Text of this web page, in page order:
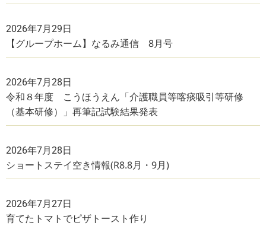
2026年7月29日
【グループホーム】なるみ通信 8月号
2026年7月28日
令和８年度 こうほうえん「介護職員等喀痰吸引等研修
（基本研修）」再筆記試験結果発表
2026年7月28日
ショートステイ空き情報(R8.8月・9月)
2026年7月27日
育てたトマトでピザトースト作り